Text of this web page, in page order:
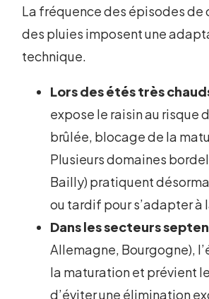
La fréquence des épisodes
des pluies imposent une
technique.
Lors des étés très
expose le raisin au risque
brûlée, blocage de la
Plusieurs domaines
Bailly) pratiquent
ou tardif pour s’adapter
Dans les secteurs
Allemagne, Bourgogne),
la maturation et prévient
d’éviter une élimination